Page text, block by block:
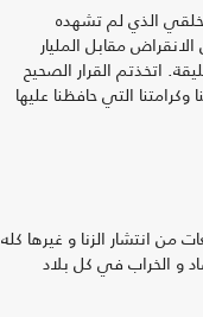
الذي لم تشهده
مقابل المليار
اتخذتم القرار الصحيح
التي حافظنا عليها
انتشار الزنا و غيرها كله
و الخراب في كل بلاد